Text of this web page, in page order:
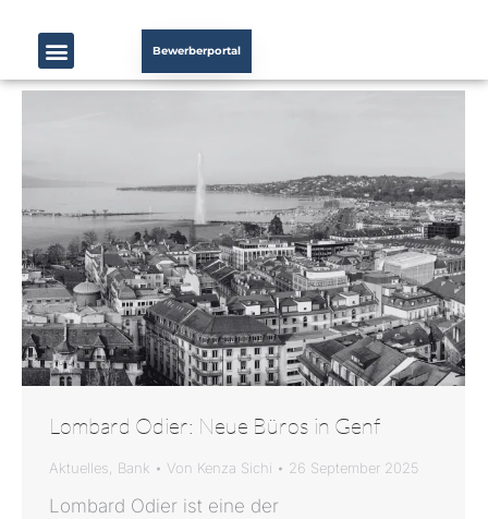
Bewerberportal
Lombard Odier: Neue Büros in Genf
Aktuelles Bank Von Kenza Sichi 26 September 2025
Lombard Odier ist eine der